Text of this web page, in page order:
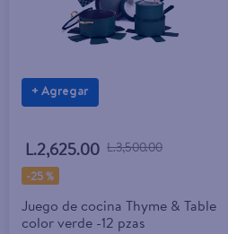
+ Agregar
L.2,625.00 L.3,500.00
-25 %
Juego de cocina Thyme & Table
color verde -12 pzas